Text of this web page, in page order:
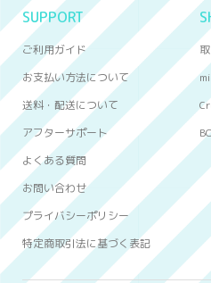
SUPPORT
ご利用ガイド
お支払い方法について
送料・配送について
アフターサポート
よくある質問
お問い合わせ
プライバシーポリシー
特定商取引法に基づく表記